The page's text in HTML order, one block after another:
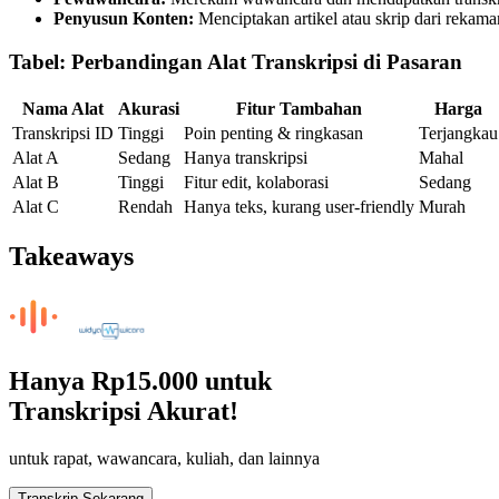
Penyusun Konten: Menciptakan artikel atau skrip dari
Tabel: Perbandingan Alat Transkripsi di Pasaran
Nama Alat Akurasi Fitur Tambahan
Harga
Transkripsi ID Tinggi Poin penting & ringkasan
Terjangkau
Alat A
Sedang Hanya transkripsi
Mahal
Alat B
Tinggi Fitur edit, kolaborasi
Sedang
Alat C
Rendah Hanya teks, kurang user-friendly Murah
Takeaways
Hanya Rp15.000 untuk
Transkripsi Akurat!
untuk rapat, wawancara, kuliah, dan lainnya